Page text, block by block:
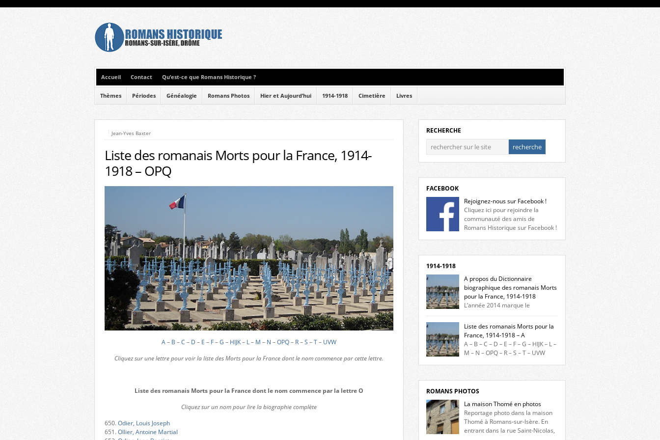
Accueil Contact Qu’est-ce que Romans Historique ?
Thèmes Périodes Généalogie Romans Photos Hier et Aujourd’hui 1914-1918 Cimetière Livres
Jean-Yves Baxter
Liste des romanais Morts pour la France, 1914-
1918 – OPQ
A– B –C – D – E – F–G – HIJK– L– M – N –OPQ– R–S –T– UVW
Cliquez sur une lettre pour voir la liste des Morts pour la France dont le nom commence par cette lettre.
Liste des romanais Morts pour la France dont le nom commence par la lettre O
Cliquez sur un nom pour lire la biographie complète
650.Odier, Louis Joseph
651.Ollier, Antoine Martial
RECHERCHE
FACEBOOK
Rejoignez-nous sur Facebook !
Cliquez ici pour rejoindre la
communauté des amis de
Romans Historique sur Facebook !
1914-1918
A propos du Dictionnaire
biographique des romanais Morts
pour la France, 1914-1918
L’année 2014 marque le
centenaire du début de la Première Guerre
Mondiale et ce dictionnaire biographique veut
rendre hommage aux romanais Morts pour la
France durant ce conflit. La base de cette
recherche historique est constituée des noms
gravés sur les plaques commémoratives de
l’Hôtel de Ville, du lycée du Dauphiné et du lycée
Liste des romanais Morts pour la
France, 1914-1918 – A
A – B – C – D – E – F – G – HIJK – L –
M – N – OPQ – R – S – T – UVW
par cette lettre. Liste des romanais […]
ROMANS PHOTOS
La maison Thomé en photos
Reportage photo dans la maison
Thomé à Romans-sur-Isère. En
entrant dans la rue Saint-Nicolas,